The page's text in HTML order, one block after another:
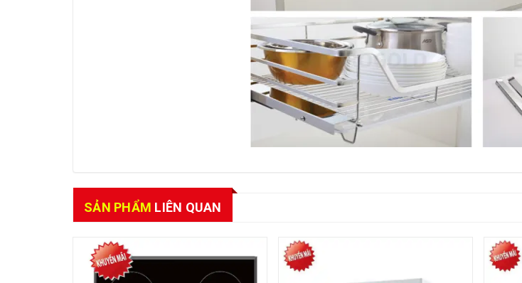
SẢN PHẨM LIÊN QUAN